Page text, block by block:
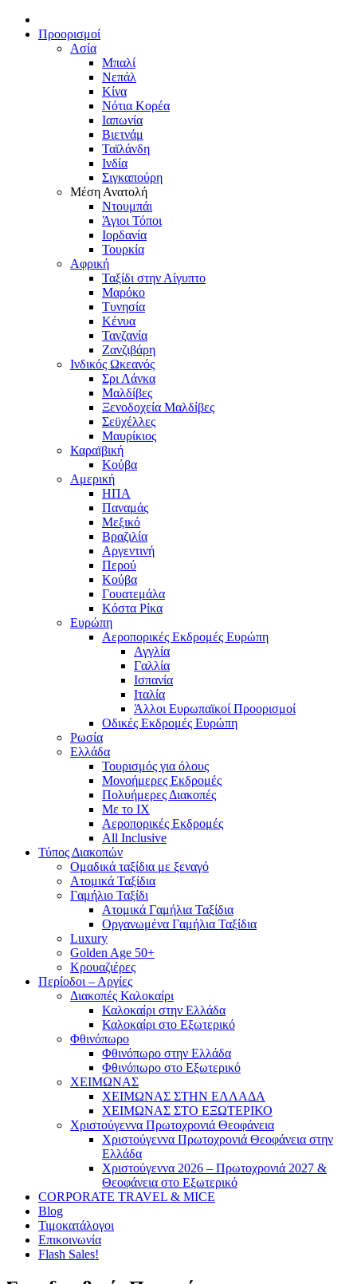
Προορισμοί
Ασία
Μπαλί
Νεπάλ
Κίνα
Νότια Κορέα
Ιαπωνία
Βιετνάμ
Ταϊλάνδη
Ινδία
Σιγκαπούρη
Μέση Ανατολή
Ντουμπάι
Άγιοι Τόποι
Ιορδανία
Τουρκία
Αφρική
Ταξίδι στην Αίγυπτο
Μαρόκο
Τυνησία
Κένυα
Τανζανία
Ζανζιβάρη
Ινδικός Ωκεανός
Σρι Λάνκα
Μαλδίβες
Ξενοδοχεία Μαλδίβες
Σεϋχέλλες
Μαυρίκιος
Καραϊβική
Κούβα
Αμερική
ΗΠΑ
Παναμάς
Μεξικό
Βραζιλία
Αργεντινή
Περού
Κούβα
Γουατεμάλα
Κόστα Ρίκα
Ευρώπη
Αεροπορικές Εκδρομές Ευρώπη
Αγγλία
Γαλλία
Ισπανία
Ιταλία
Άλλοι Ευρωπαϊκοί Προορισμοί
Οδικές Εκδρομές Ευρώπη
Ρωσία
Ελλάδα
Τουρισμός για όλους
Mονοήμερες Εκδρομές
Πολυήμερες Διακοπές
Με το ΙΧ
Αεροπορικές Εκδρομές
All Inclusive
Τύπος Διακοπών
Ομαδικά ταξίδια με ξεναγό
Ατομικά Ταξίδια
Γαμήλιο Ταξίδι
Ατομικά Γαμήλια Ταξίδια
Οργανωμένα Γαμήλια Ταξίδια
Luxury
Golden Age 50+
Κρουαζιέρες
Περίοδοι – Αργίες
Διακοπές Καλοκαίρι
Καλοκαίρι στην Ελλάδα
Καλοκαίρι στο Εξωτερικό
Φθινόπωρο
Φθινόπωρο στην Ελλάδα
Φθινόπωρο στο Εξωτερικό
ΧΕΙΜΩΝΑΣ
ΧΕΙΜΩΝΑΣ ΣΤΗΝ ΕΛΛΑΔΑ
ΧΕΙΜΩΝΑΣ ΣΤΟ ΕΞΩΤΕΡΙΚΟ
Χριστούγεννα Πρωτοχρονιά Θεοφάνεια
Χριστούγεννα Πρωτοχρονιά Θεοφάνεια στην
Ελλάδα
Χριστούγεννα 2026 – Πρωτοχρονιά 2027 &
Θεοφάνεια στο Εξωτερικό
CORPORATE TRAVEL & MICE
Blog
Τιμοκατάλογοι
Επικοινωνία
Flash Sales!